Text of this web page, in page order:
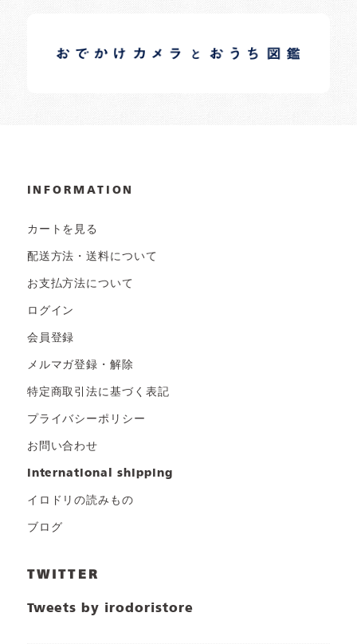
日常の様子など随時更新中です。
INFORMATION
カートを見る
配送方法・送料について
お支払方法について
ログイン
会員登録
メルマガ登録・解除
特定商取引法に基づく表記
プライバシーポリシー
お問い合わせ
international shipping
イロドリの読みもの
ブログ
TWITTER
Tweets by irodoristore